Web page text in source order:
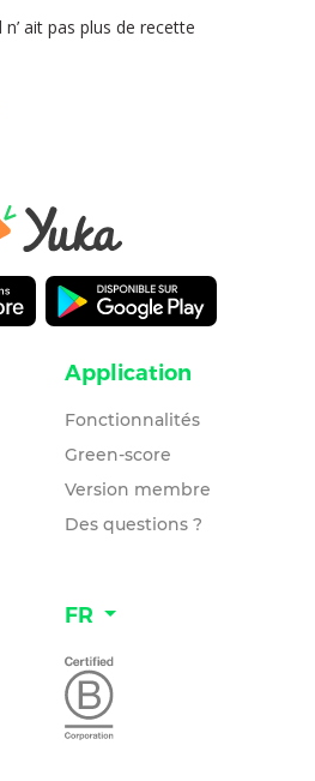
ait pas plus de recette
Application
Fonctionnalités
Green-score
Version membre
Des questions ?
FR